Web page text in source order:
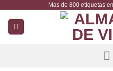
contenido
Mas de 800 etiquetas